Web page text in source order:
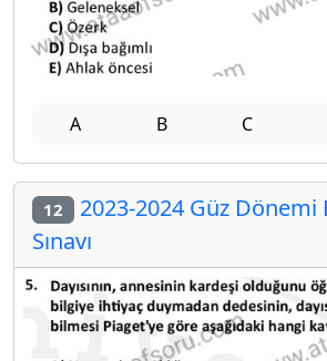
A B C
12 2023-2024 Güz Dönemi
Sınavı